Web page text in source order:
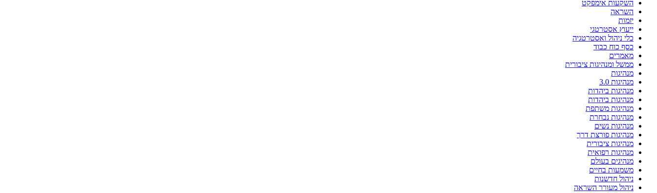
השקעות אימפקט
השראה
יזמות
ייעוץ אסטרטגי
כלי ניהול ואסטרטגיה
כסף כוח כבוד
מאמרים
ממשל ומנהיגות ציבורית
מנהיגות
מנהיגות 3.0
מנהיגות ביהדות
מנהיגות ביהדות
מנהיגות משתפת
מנהיגות נבחרת
מנהיגות נשים
מנהיגות פורצת דרך
מנהיגות ציבורית
מנהיגות רפואית
מנהיגים בעולם
משמעות בחיים
ניהול חדשנות
ניהול מעורר השראה